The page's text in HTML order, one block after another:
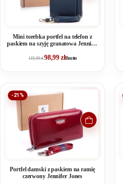
Mini torebka portfel na telefon z
paskiem na szyję granatowa Jennifer
119,99zł98,99 złBrutto
-21%
Portfel damski z paskiem na ramię
czerwony Jennifer Jones